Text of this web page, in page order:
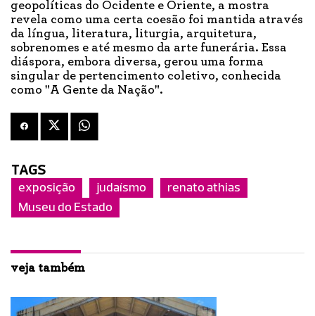
geopolíticas do Ocidente e Oriente, a mostra
revela como uma certa coesão foi mantida através
da língua, literatura, liturgia, arquitetura,
sobrenomes e até mesmo da arte funerária. Essa
diáspora, embora diversa, gerou uma forma
singular de pertencimento coletivo, conhecida
como "A Gente da Nação".
TAGS
exposição judaísmo
renato athias
Museu do Estado
veja também